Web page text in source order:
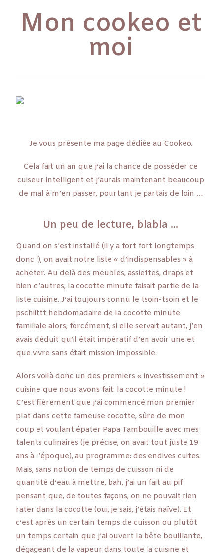
Mon cookeo et
moi
Je vous présente ma page dédiée au Cookeo.
Cela fait un an que j’ai la chance de posséder ce
cuiseur intelligent et j’aurais maintenant beaucoup
de mal à m’en passer, pourtant je partais de loin …
Un peu de lecture, blabla ...
Quand on s’est installé (il y a fort fort longtemps
donc !), on avait notre liste « d’indispensables » à
acheter. Au delà des meubles, assiettes, draps et
bien d’autres, la cocotte minute faisait partie de la
liste cuisine. J’ai toujours connu le tsoin-tsoin et le
pschiittt hebdomadaire de la cocotte minute
familiale alors, forcément, si elle servait autant, j’en
avais déduit qu’il était impératif d’en avoir une et
que vivre sans était mission impossible.
Alors voilà donc un des premiers « investissement »
cuisine que nous avons fait: la cocotte minute !
C’est fièrement que j’ai commencé mon premier
plat dans cette fameuse cocotte, sûre de mon
coup et voulant épater Papa Tambouille avec mes
talents culinaires (je précise, on avait tout juste 19
ans à l’époque), au programme: des endives cuites.
Mais, sans notion de temps de cuisson ni de
quantité d’eau à mettre, bah, j’ai un fait au pif
pensant que, de toutes façons, on ne pouvait rien
rater dans la cocotte (oui, je sais, j’étais naïve). Et
c’est après un certain temps de cuisson ou plutôt
un temps certain que j’ai ouvert la bête bouillante,
dégageant de la vapeur dans toute la cuisine et